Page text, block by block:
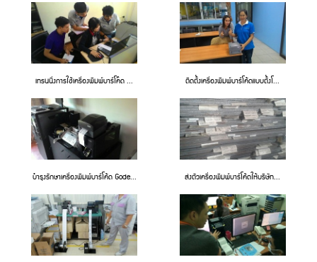
เทรนนิ่งการใช้เครื่องพิมพ์บาร์โค๊ด ... ติดตั้งเครื่องพิมพ์บาร์โค้ดแบบตั้งโ...
บำรุงรักษาเครื่องพิมพ์บาร์โค้ด Gode... ส่งตัวเครื่องพิมพ์บาร์โค้ดให้บริษัท...